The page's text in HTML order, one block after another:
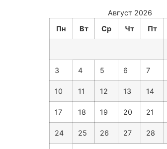
Август 2026
Пн
Вт Ср Чт Пт
3 4 5 6 7
10 11 12 13 14
17 18 19 20 21
24 25 26 27 28